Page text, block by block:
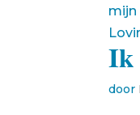
mijn
Ik
door